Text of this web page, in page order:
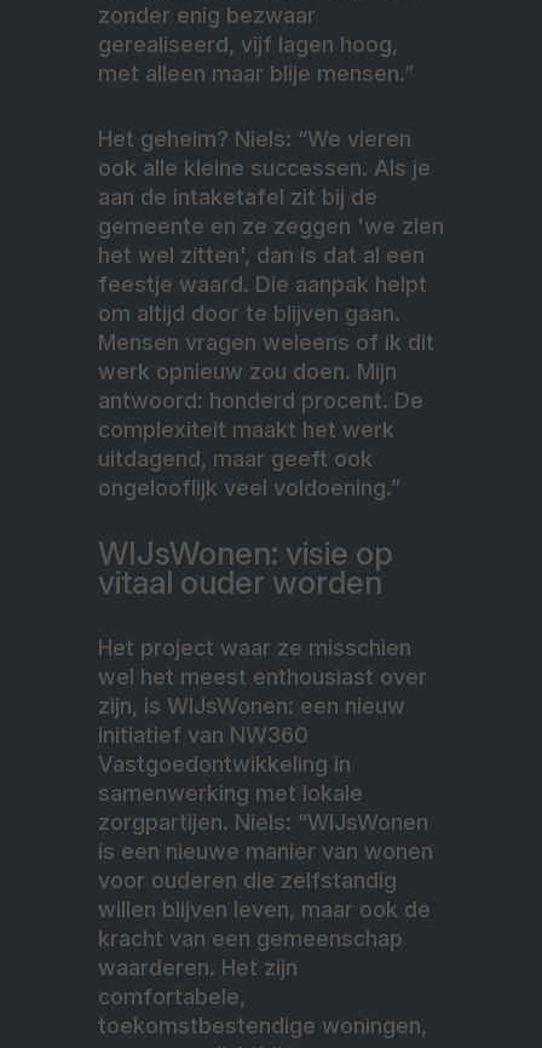
zonder enig bezwaar
gerealiseerd, vijf lagen hoog,
met alleen maar blije mensen.”
Het geheim? Niels: “We vieren
ook alle kleine successen. Als je
aan de intaketafel zit bij de
gemeente en ze zeggen 'we zien
het wel zitten', dan is dat al een
feestje waard. Die aanpak helpt
om altijd door te blijven gaan.
Mensen vragen weleens of ik dit
werk opnieuw zou doen. Mijn
antwoord: honderd procent. De
complexiteit maakt het werk
uitdagend, maar geeft ook
ongelooflijk veel voldoening.”
WIJsWonen: visie op
vitaal ouder worden
Het project waar ze misschien
wel het meest enthousiast over
zijn, is WIJsWonen: een nieuw
initiatief van NW360
Vastgoedontwikkeling in
samenwerking met lokale
zorgpartijen. Niels: “WIJsWonen
is een nieuwe manier van wonen
voor ouderen die zelfstandig
willen blijven leven, maar ook de
kracht van een gemeenschap
waarderen. Het zijn
comfortabele,
toekomstbestendige woningen,